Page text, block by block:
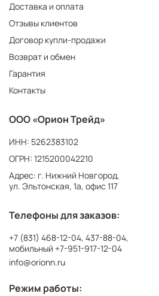
Доставка и оплата
Отзывы клиентов
Договор купли-продажи
Возврат и обмен
Гарантия
Контакты
ООО «Орион Трейд»
ИНН: 5262383102
ОГРН: 1215200042210
Адрес: г. Нижний Новгород,
ул. Эльтонская, 1а, офис 117
Телефоны для заказов:
+7 (831) 468-12-04, 437-88-04,
мобильный +7-951-917-12-04
info@orionn.ru
Режим работы: